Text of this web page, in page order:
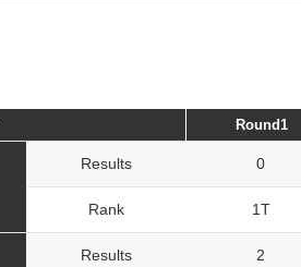
Round1
Results 0
Rank 1T
Results 2